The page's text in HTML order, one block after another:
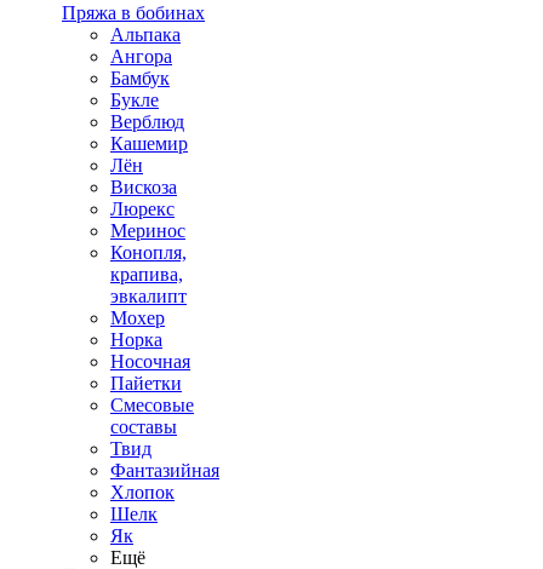
Пряжа в бобинах
Альпака
Ангора
Бамбук
Букле
Верблюд
Кашемир
Лён
Вискоза
Люрекс
Меринос
Конопля,
крапива,
эвкалипт
Мохер
Норка
Носочная
Пайетки
Смесовые
составы
Твид
Фантазийная
Хлопок
Шелк
Як
Ещё